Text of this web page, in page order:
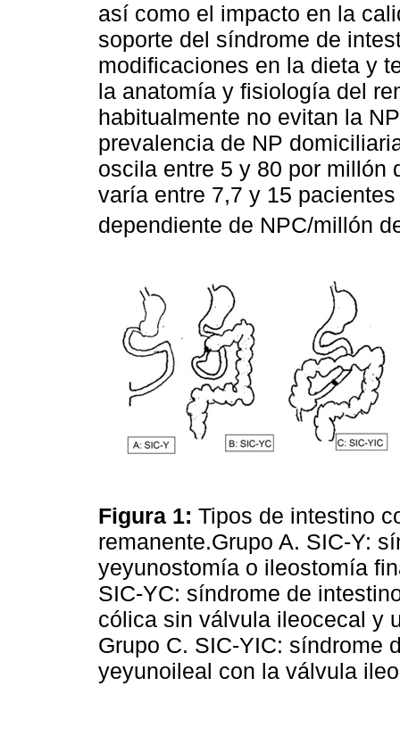
así como el impacto en la
soporte del síndrome de
modificaciones en la dieta y
la anatomía y fisiología del
habitualmente no evitan la
prevalencia de NP
oscila entre 5 y 80 por millón
varía entre 7,7 y 15
dependiente de NPC/millón
Figura 1: Tipos de intestino
remanente.Grupo A. SIC-Y:
yeyunostomía o ileostomía
SIC-YC: síndrome de
cólica sin válvula ileocecal y
Grupo C. SIC-YIC: síndrome
yeyunoileal con la válvula